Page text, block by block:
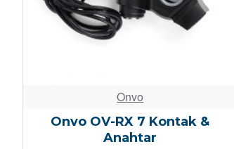
Onvo
Onvo OV-RX 7 Kontak &
Anahtar